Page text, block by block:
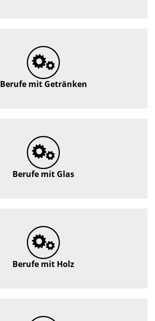
Berufe mit Getränken
Berufe mit Glas
Berufe mit Holz